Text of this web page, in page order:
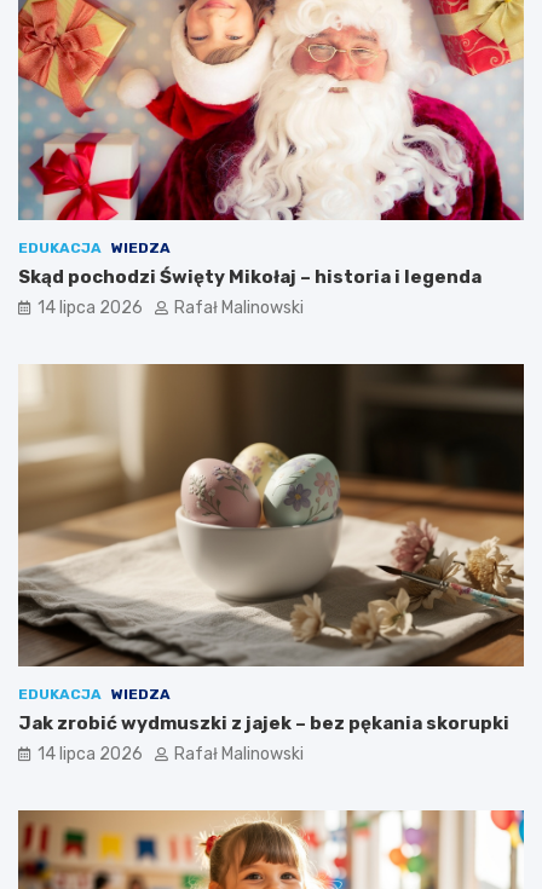
EDUKACJA WIEDZA
Skąd pochodzi Święty Mikołaj – historia i legenda
14 lipca 2026 Rafał Malinowski
EDUKACJA WIEDZA
Jak zrobić wydmuszki z jajek – bez pękania skorupki
14 lipca 2026 Rafał Malinowski